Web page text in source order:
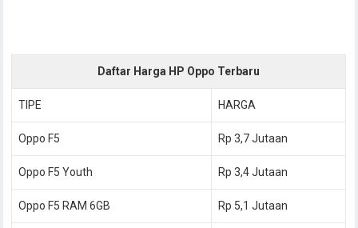
Daftar Harga HP Oppo Terbaru
TIPE HARGA
Oppo F5 Rp 3,7 Jutaan
Oppo F5 Youth Rp 3,4 Jutaan
Oppo F5 RAM 6GB Rp 5,1 Jutaan